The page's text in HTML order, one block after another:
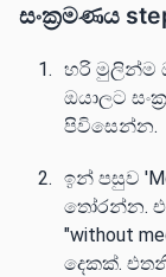
සංක්‍රමණය
හරි මුලින්ම
ඔයාලට
පිවිසෙන්න.
ඉන් පසුව
තෝරන්න.
"without
දෙකක්.